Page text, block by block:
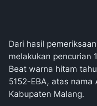
Dari hasil
melakukan pencurian
Beat warna hitam
5152-EBA, atas
Kabupaten Malang.